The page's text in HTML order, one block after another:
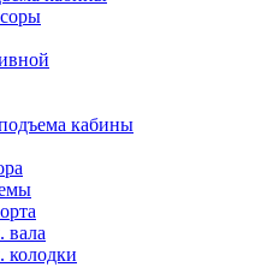
кабины
вала
колодки